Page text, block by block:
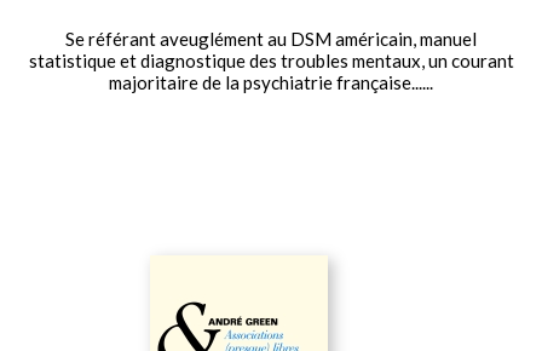
Se référant aveuglément au DSM américain, manuel
statistique et diagnostique des troubles mentaux, un courant
majoritaire de la psychiatrie française......